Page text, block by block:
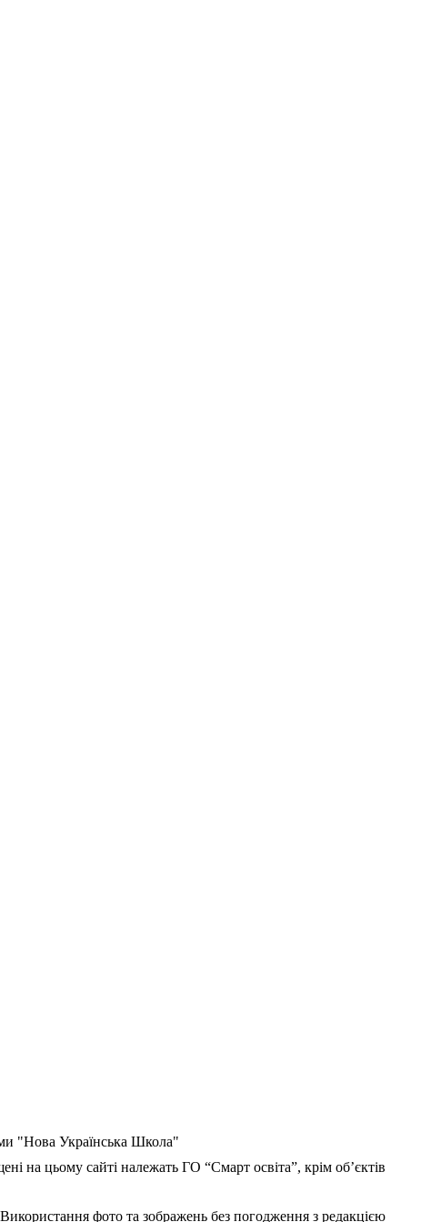
"Нова Українська Школа"
на цьому сайті належать ГО “Смарт освіта”, крім об’єктів
фото та зображень без погодження з редакцією